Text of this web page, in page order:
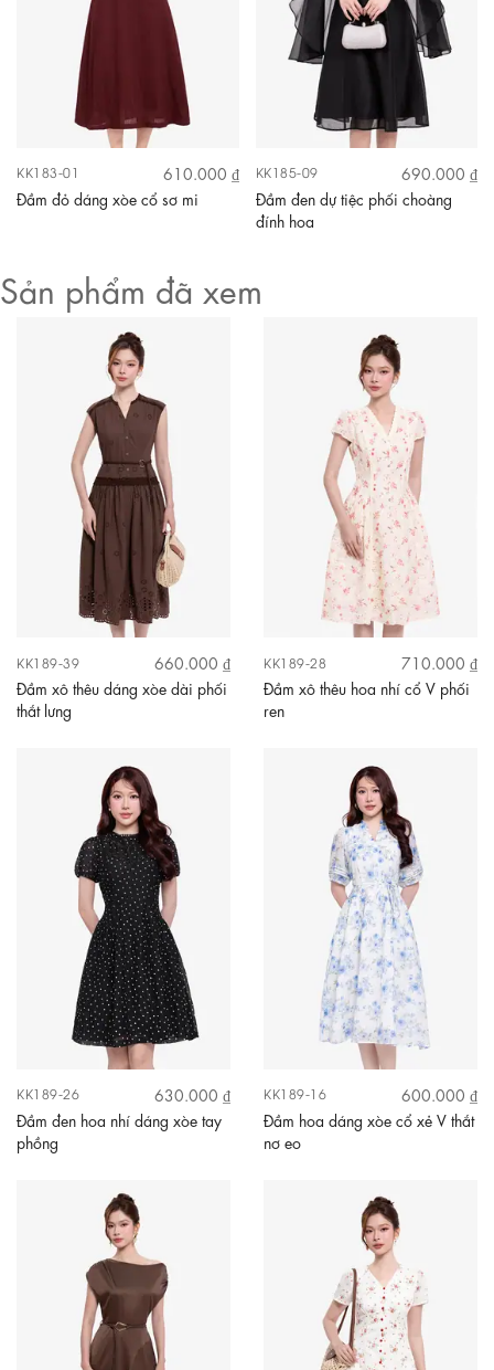
KK183-01
610.000 ₫
Đầm đỏ dáng xòe cổ sơ mi
KK185-09
690.000 ₫
Đầm đen dự tiệc phối choàng
đính hoa
Sản phẩm đã xem
KK189-39
660.000 ₫
Đầm xô thêu dáng xòe dài phối
thắt lưng
KK189-28
710.000 ₫
Đầm xô thêu hoa nhí cổ V phối
ren
KK189-26
630.000 ₫
Đầm đen hoa nhí dáng xòe tay
phồng
KK189-16
600.000 ₫
Đầm hoa dáng xòe cổ xẻ V thắt
nơ eo